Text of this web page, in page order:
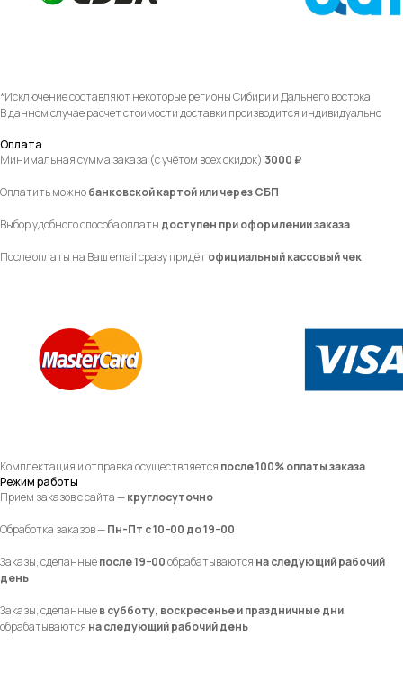
*Исключение составляют некоторые регионы Сибири и Дальнего востока.
В данном случае расчет стоимости доставки производится индивидуально
Оплата
Минимальная сумма заказа (с учётом всех скидок) 3000 ₽
Оплатить можнобанковской картой или через СБП
Выбор удобного способа оплаты доступен при оформлении заказа
После оплаты на Ваш email сразу придётофициальный кассовый чек
Комплектация и отправка осуществляется после 100% оплаты заказа
Режим работы
Прием заказов с сайта —круглосуточно
Обработка заказов —Пн-Пт с 10−00 до 19−00
Заказы, сделанныепосле 19−00обрабатываются на следующий рабочий
день
Заказы, сделанныев субботу, воскресенье и праздничные дни,
обрабатываются на следующий рабочий день